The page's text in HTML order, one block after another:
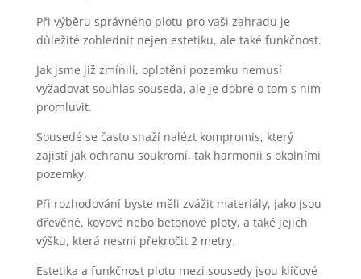
Při výběru správného plotu pro vaši zahradu je
důležité zohlednit nejen estetiku, ale také funkčnost.
Jak jsme již zmínili, oplotění pozemku nemusí
vyžadovat souhlas souseda, ale je dobré o tom s ním
promluvit.
Sousedé se často snaží nalézt kompromis, který
zajistí jak ochranu soukromí, tak harmonii s okolními
pozemky.
Při rozhodování byste měli zvážit materiály, jako jsou
dřevěné, kovové nebo betonové ploty, a také jejich
výšku, která nesmí překročit 2 metry.
Estetika a funkčnost plotu mezi sousedy jsou klíčové